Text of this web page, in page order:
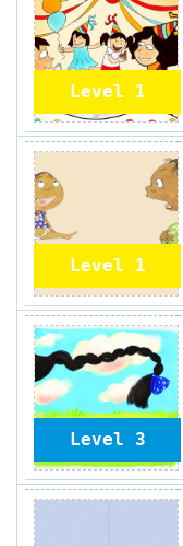
Level 1
Level 1
Level 3